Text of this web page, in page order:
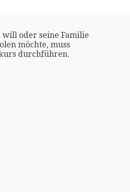
oder seine Familie
möchte, muss
durchführen.